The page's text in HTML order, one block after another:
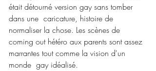
était détourné version gay sans tomber
dans une  caricature, histoire de
normaliser la chose. Les scènes de
coming out hétéro aux parents sont assez
marrantes tout comme la vision d'un
monde  gay idéalisé.